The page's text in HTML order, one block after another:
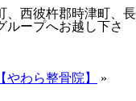
、西彼杵郡時津町、長
ループへお越し下さ
わら整骨院】
»